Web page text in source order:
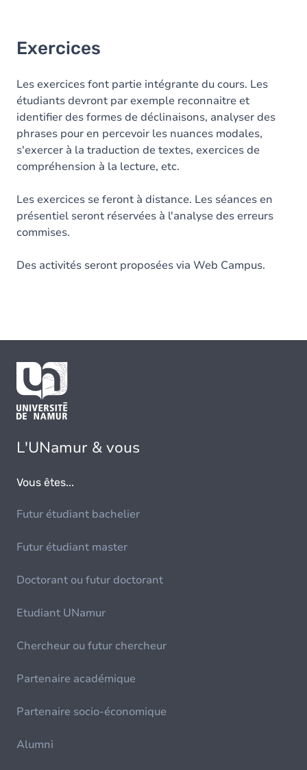
Exercices
Les exercices font partie intégrante du cours. Les
étudiants devront par exemple reconnaitre et
identifier des formes de déclinaisons, analyser des
phrases pour en percevoir les nuances modales,
s'exercer à la traduction de textes, exercices de
compréhension à la lecture, etc.
Les exercices se feront à distance. Les séances en
présentiel seront réservées à l'analyse des erreurs
commises.
Des activités seront proposées via Web Campus.
L'UNamur & vous
Vous êtes...
Futur étudiant bachelier
Futur étudiant master
Doctorant ou futur doctorant
Etudiant UNamur
Chercheur ou futur chercheur
Partenaire académique
Partenaire socio-économique
Alumni